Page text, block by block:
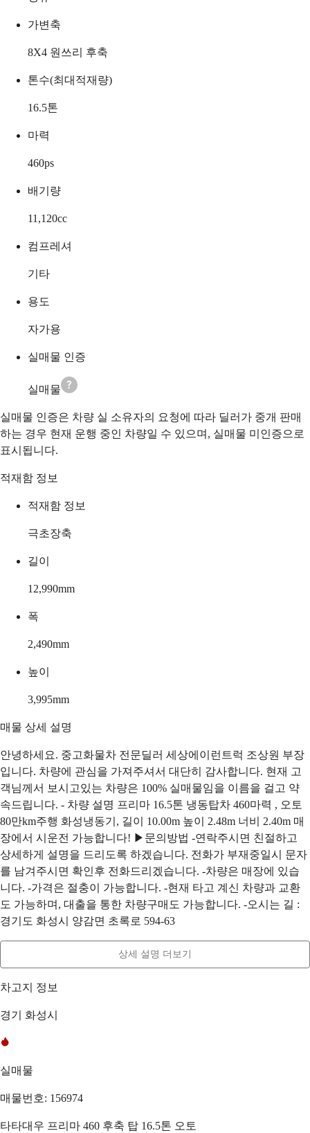
가변축
8X4 원쓰리 후축
톤수(최대적재량)
16.5톤
마력
460ps
배기량
11,120cc
컴프레셔
기타
용도
자가용
실매물 인증
실매물
실매물 인증은 차량 실 소유자의 요청에 따라 딜러가 중개 판매
하는 경우 현재 운행 중인 차량일 수 있으며, 실매물 미인증으로
표시됩니다.
적재함 정보
적재함 정보
극초장축
길이
12,990mm
폭
2,490mm
높이
3,995mm
매물 상세 설명
안녕하세요. 중고화물차 전문딜러 세상에이런트럭 조상원 부장
입니다. 차량에 관심을 가져주셔서 대단히 감사합니다. 현재 고
객님께서 보시고있는 차량은 100% 실매물임을 이름을 걸고 약
속드립니다. - 차량 설명 프리마 16.5톤 냉동탑차 460마력 , 오토
80만km주행 화성냉동기, 길이 10.00m 높이 2.48m 너비 2.40m 매
장에서 시운전 가능합니다! ▶문의방법 -연락주시면 친절하고
상세하게 설명을 드리도록 하겠습니다. 전화가 부재중일시 문자
를 남겨주시면 확인후 전화드리겠습니다. -차량은 매장에 있습
니다. -가격은 절충이 가능합니다. -현재 타고 계신 차량과 교환
도 가능하며, 대출을 통한 차량구매도 가능합니다. -오시는 길 :
경기도 화성시 양감면 초록로 594-63
상세 설명 더보기
차고지 정보
경기 화성시
실매물
매물번호: 156974
타타대우 프리마 460 후축 탑 16.5톤 오토